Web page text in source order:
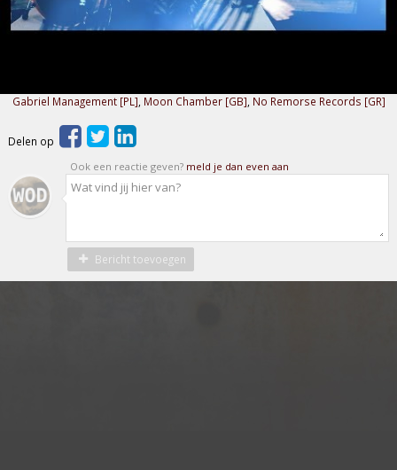
Gabriel Management [PL] Moon Chamber [GB] No Remorse Records [GR]
Delen op
Ook een reactie geven? meld je dan even aan
Bericht toevoegen